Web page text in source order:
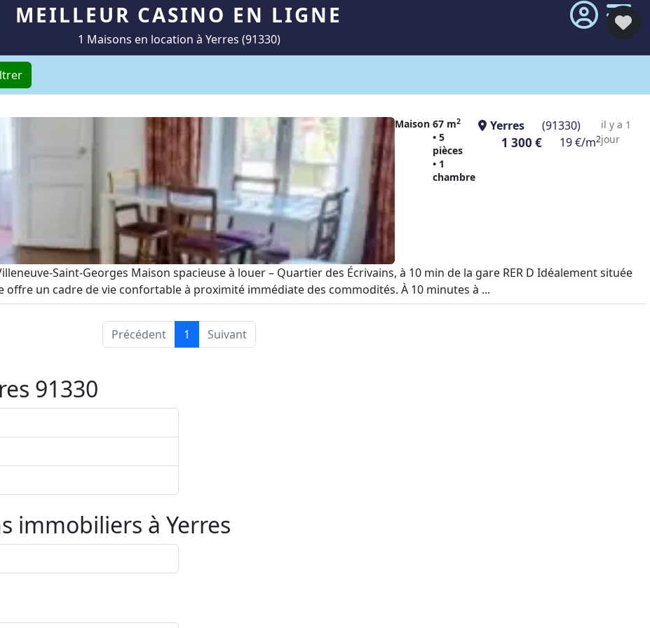
MEILLEUR CASINO EN LIGNE
1 Maisons en location à Yerres (91330)
Maison 67 m2
• 5
pièces
• 1
chambre
Yerres
1 300 €
(91330)
19 €/m2
il y a 1
jour
Saint-Georges Maison spacieuse à louer – Quartier des Écrivains, à 10 min de la gare RER D Idéalement située
un cadre de vie confortable à proximité immédiate des commodités. À 10 minutes à ...
Précédent 1 Suivant
91330
immobiliers à Yerres